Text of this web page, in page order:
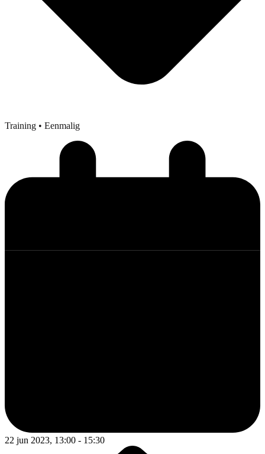
Training • Eenmalig
22 jun 2023, 13:00 - 15:30